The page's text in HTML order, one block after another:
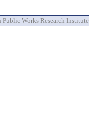
Works Research Institute